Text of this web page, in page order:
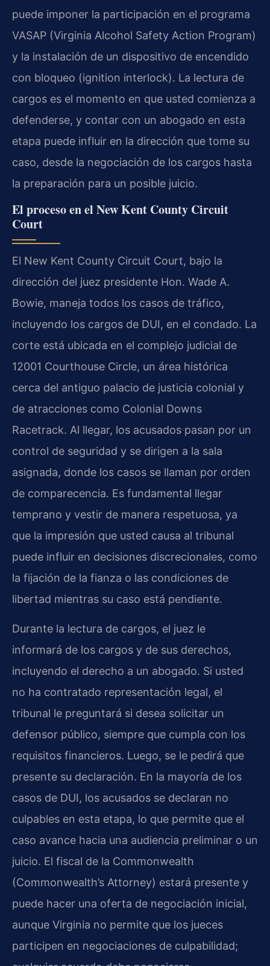
puede imponer la participación en el programa
VASAP (Virginia Alcohol Safety Action Program)
y la instalación de un dispositivo de encendido
con bloqueo (ignition interlock). La lectura de
cargos es el momento en que usted comienza a
defenderse, y contar con un abogado en esta
etapa puede influir en la dirección que tome su
caso, desde la negociación de los cargos hasta
la preparación para un posible juicio.
El proceso en el New Kent County Circuit
Court
El New Kent County Circuit Court, bajo la
dirección del juez presidente Hon. Wade A.
Bowie, maneja todos los casos de tráfico,
incluyendo los cargos de DUI, en el condado. La
corte está ubicada en el complejo judicial de
12001 Courthouse Circle, un área histórica
cerca del antiguo palacio de justicia colonial y
de atracciones como Colonial Downs
Racetrack. Al llegar, los acusados pasan por un
control de seguridad y se dirigen a la sala
asignada, donde los casos se llaman por orden
de comparecencia. Es fundamental llegar
temprano y vestir de manera respetuosa, ya
que la impresión que usted causa al tribunal
puede influir en decisiones discrecionales, como
la fijación de la fianza o las condiciones de
libertad mientras su caso está pendiente.
Durante la lectura de cargos, el juez le
informará de los cargos y de sus derechos,
incluyendo el derecho a un abogado. Si usted
no ha contratado representación legal, el
tribunal le preguntará si desea solicitar un
defensor público, siempre que cumpla con los
requisitos financieros. Luego, se le pedirá que
presente su declaración. En la mayoría de los
casos de DUI, los acusados se declaran no
culpables en esta etapa, lo que permite que el
caso avance hacia una audiencia preliminar o un
juicio. El fiscal de la Commonwealth
(Commonwealth’s Attorney) estará presente y
puede hacer una oferta de negociación inicial,
aunque Virginia no permite que los jueces
participen en negociaciones de culpabilidad;